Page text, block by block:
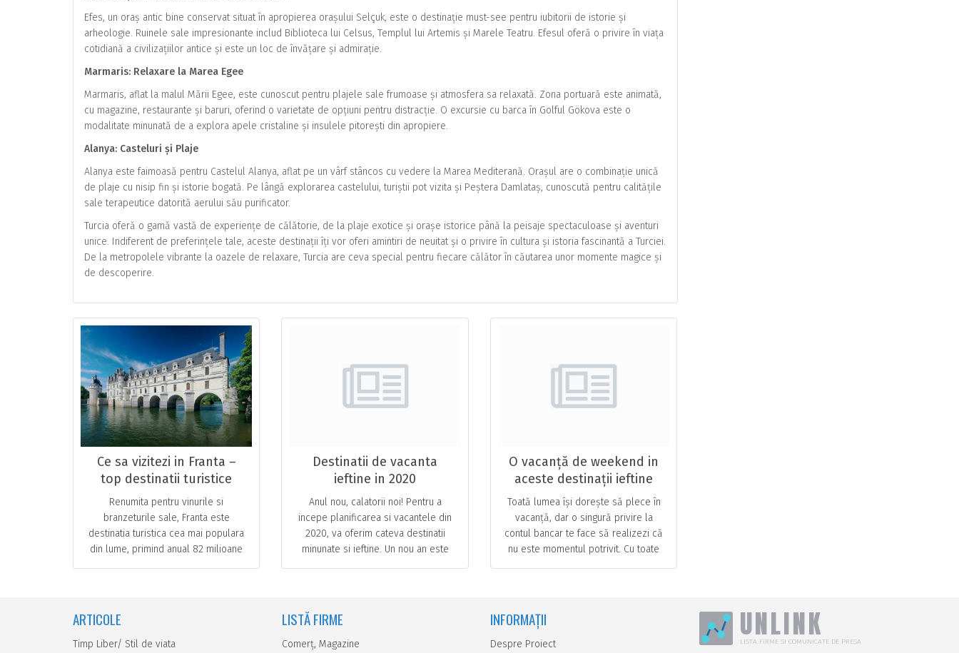
Efes, un oraș antic bine conservat situat în apropierea orașului Selçuk, este o destinație must-see pentru iubitorii de istorie și
arheologie. Ruinele sale impresionante includ Biblioteca lui Celsus, Templul lui Artemis și Marele Teatru. Efesul oferă o privire în viața
cotidiană a civilizațiilor antice și este un loc de învățare și admirație.
Marmaris: Relaxare la Marea Egee
Marmaris, aflat la malul Mării Egee, este cunoscut pentru plajele sale frumoase și atmosfera sa relaxată. Zona portuară este animată,
cu magazine, restaurante și baruri, oferind o varietate de opțiuni pentru distracție. O excursie cu barca în Golful Gökova este o
modalitate minunată de a explora apele cristaline și insulele pitorești din apropiere.
Alanya: Casteluri și Plaje
Alanya este faimoasă pentru Castelul Alanya, aflat pe un vârf stâncos cu vedere la Marea Mediterană. Orașul are o combinație unică
de plaje cu nisip fin și istorie bogată. Pe lângă explorarea castelului, turiștii pot vizita și Peștera Damlataș, cunoscută pentru calitățile
sale terapeutice datorită aerului său purificator.
Turcia oferă o gamă vastă de experiențe de călătorie, de la plaje exotice și orașe istorice până la peisaje spectaculoase și aventuri
unice. Indiferent de preferințele tale, aceste destinații îți vor oferi amintiri de neuitat și o privire în cultura și istoria fascinantă a Turciei.
De la metropolele vibrante la oazele de relaxare, Turcia are ceva special pentru fiecare călător în căutarea unor momente magice și
de descoperire.
Ce sa vizitezi in Franta –
top destinatii turistice
atractive
Renumita pentru vinurile si
branzeturile sale, Franta este
destinatia turistica cea mai populara
din lume, primind anual 82 milioane
Destinatii de vacanta
ieftine in 2020
Anul nou, calatorii noi! Pentru a
incepe planificarea si vacantele din
2020, va oferim cateva destinatii
minunate si ieftine. Un nou an este
O vacanță de weekend in
aceste destinații ieftine
Toată lumea își dorește să plece în
vacanță, dar o singură privire la
contul bancar te face să realizezi că
nu este momentul potrivit. Cu toate
ARTICOLE
Timp Liber/ Stil de viata
LISTĂ FIRME
Comerţ, Magazine
INFORMAȚII
Despre Proiect
UNLINK
LISTA FIRME SI COMUNICATE DE PRESA